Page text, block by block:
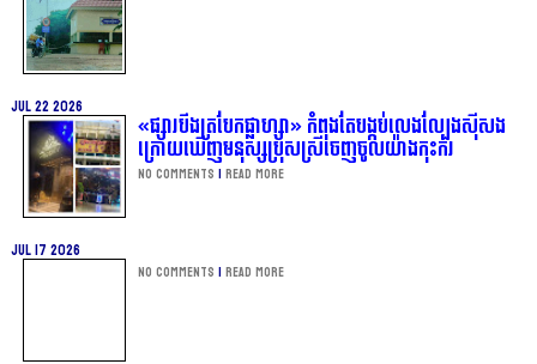
Jul 22 2026
«ផ្សារបឹងត្របែកផ្លាហ្សា» កំពុងតែបង្កប់លេងល្បែងស៊ីសង
ក្រោយឃើញមនុស្សប្រុសស្រីចេញចូលយ៉ាងកុះករ
No Comments | Read more
Jul 17 2026
No Comments | Read more